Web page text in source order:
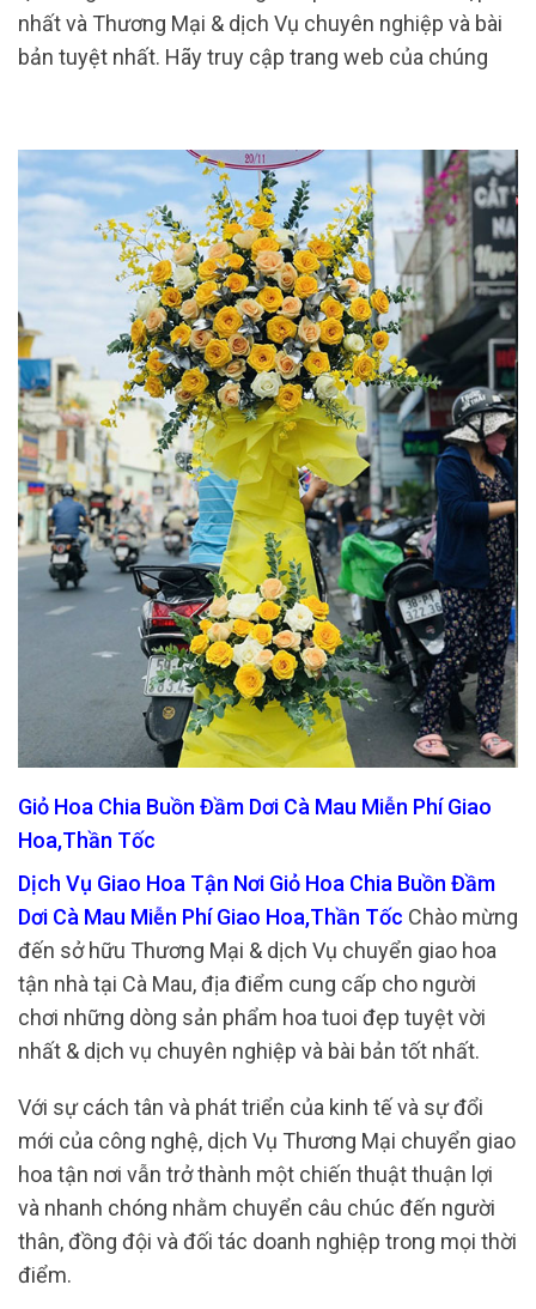
nhất và Thương Mại & dịch Vụ chuyên nghiệp và bài
bản tuyệt nhất. Hãy truy cập trang web của chúng
Giỏ Hoa Chia Buồn Đầm Dơi Cà Mau Miễn Phí Giao
Hoa,Thần Tốc
Dịch Vụ Giao Hoa Tận Nơi Giỏ Hoa Chia Buồn Đầm
Dơi Cà Mau Miễn Phí Giao Hoa,Thần Tốc Chào mừng
đến sở hữu Thương Mại & dịch Vụ chuyển giao hoa
tận nhà tại Cà Mau, địa điểm cung cấp cho người
chơi những dòng sản phẩm hoa tuoi đẹp tuyệt vời
nhất & dịch vụ chuyên nghiệp và bài bản tốt nhất.
Với sự cách tân và phát triển của kinh tế và sự đổi
mới của công nghệ, dịch Vụ Thương Mại chuyển giao
hoa tận nơi vẫn trở thành một chiến thuật thuận lợi
và nhanh chóng nhằm chuyển câu chúc đến người
thân, đồng đội và đối tác doanh nghiệp trong mọi thời
điểm.